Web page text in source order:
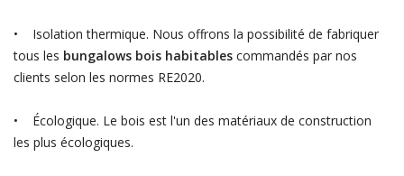
• Isolation thermique. Nous offrons la possibilité de fabriquer
tous les bungalows bois habitablescommandés par nos
clients selon les normes RE2020.
• Écologique. Le bois est l'un des matériaux de construction
les plus écologiques.